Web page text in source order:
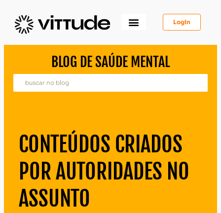
Login
BLOG DE SAÚDE MENTAL
CONTEÚDOS CRIADOS
POR AUTORIDADES NO
ASSUNTO